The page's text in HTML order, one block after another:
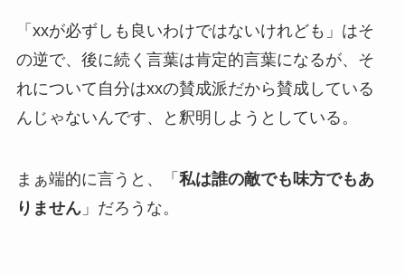
「xxが必ずしも良いわけではないけれども」はそ
の逆で、後に続く言葉は肯定的言葉になるが、そ
れについて自分はxxの賛成派だから賛成している
んじゃないんです、と釈明しようとしている。
まぁ端的に言うと、「 私は誰の敵でも味方でもあ
りません」だろうな。